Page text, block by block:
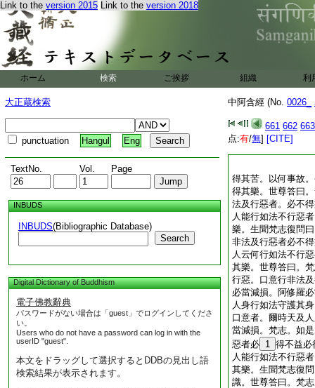
Link to the version 2015 Link to the version 2018
ホーム 検索 ご挨拶 組織 利
大正蔵検索
punctuation Hangul Eng
TextNo. Vol. Page
INBUDS
INBUDS(Bibliographic Database)
Search
Digital Dictionary of Buddhism
電子佛教辭典
パスワードがない場合は「guest」でログインしてくださ
い。
Users who do not have a password can log in with the
userID "guest".
本文をドラッグして選択するとDDBの見出し語
検索結果が表示されます。
中阿含經 (No. 0026_
661 662 663
点:有/無] [CITE]
得其苦。以何事故
得其樂。世尊答曰
法及行惡者。必不
人能行如法不行惡
樂。生聞梵志復問
非法及行惡者必不
人云何行如法不行
其樂。世尊答曰。
行惡。口意行非法
必當減損。阿修羅
人身行如法守護其
口意者。爾時天及
當減損。梵志。如
惡者必 1 得不益必
人能行如法不行惡
其樂。生聞梵志復
識。世尊答曰。梵